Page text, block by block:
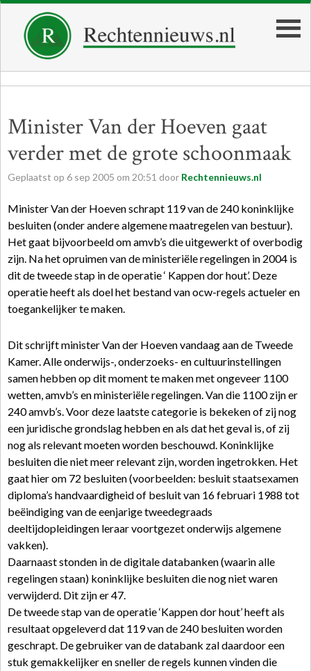
Minister Van der Hoeven gaat
verder met de grote schoonmaak
Geplaatst op 6 sep 2005 om 20:51 door Rechtennieuws.nl
Minister Van der Hoeven schrapt 119 van de 240 koninklijke
besluiten (onder andere algemene maatregelen van bestuur).
Het gaat bijvoorbeeld om amvb’s die uitgewerkt of overbodig
zijn. Na het opruimen van de ministeriële regelingen in 2004 is
dit de tweede stap in de operatie ‘ Kappen dor hout’. Deze
operatie heeft als doel het bestand van ocw-regels actueler en
toegankelijker te maken.
Dit schrijft minister Van der Hoeven vandaag aan de Tweede
Kamer. Alle onderwijs-, onderzoeks- en cultuurinstellingen
samen hebben op dit moment te maken met ongeveer 1100
wetten, amvb’s en ministeriële regelingen. Van die 1100 zijn er
240 amvb’s. Voor deze laatste categorie is bekeken of zij nog
een juridische grondslag hebben en als dat het geval is, of zij
nog als relevant moeten worden beschouwd. Koninklijke
besluiten die niet meer relevant zijn, worden ingetrokken. Het
gaat hier om 72 besluiten (voorbeelden: besluit staatsexamen
diploma’s handvaardigheid of besluit van 16 februari 1988 tot
beëindiging van de eenjarige tweedegraads
deeltijdopleidingen leraar voortgezet onderwijs algemene
vakken).
Daarnaast stonden in de digitale databanken (waarin alle
regelingen staan) koninklijke besluiten die nog niet waren
verwijderd. Dit zijn er 47.
De tweede stap van de operatie ‘Kappen dor hout’ heeft als
resultaat opgeleverd dat 119 van de 240 besluiten worden
geschrapt. De gebruiker van de databank zal daardoor een
stuk gemakkelijker en sneller de regels kunnen vinden die